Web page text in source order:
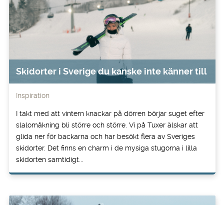
Skidorter i Sverige du kanske inte känner till
Inspiration
I takt med att vintern knackar på dörren börjar suget efter
slalomåkning bli större och större. Vi på Tuxer älskar att
glida ner för backarna och har besökt flera av Sveriges
skidorter. Det finns en charm i de mysiga stugorna i lilla
skidorten samtidigt...